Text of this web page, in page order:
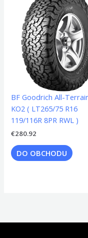
BF Goodrich All-
KO2 ( LT265/75 R16
119/116R 8PR RWL )
€280.92
DO OBCHODU